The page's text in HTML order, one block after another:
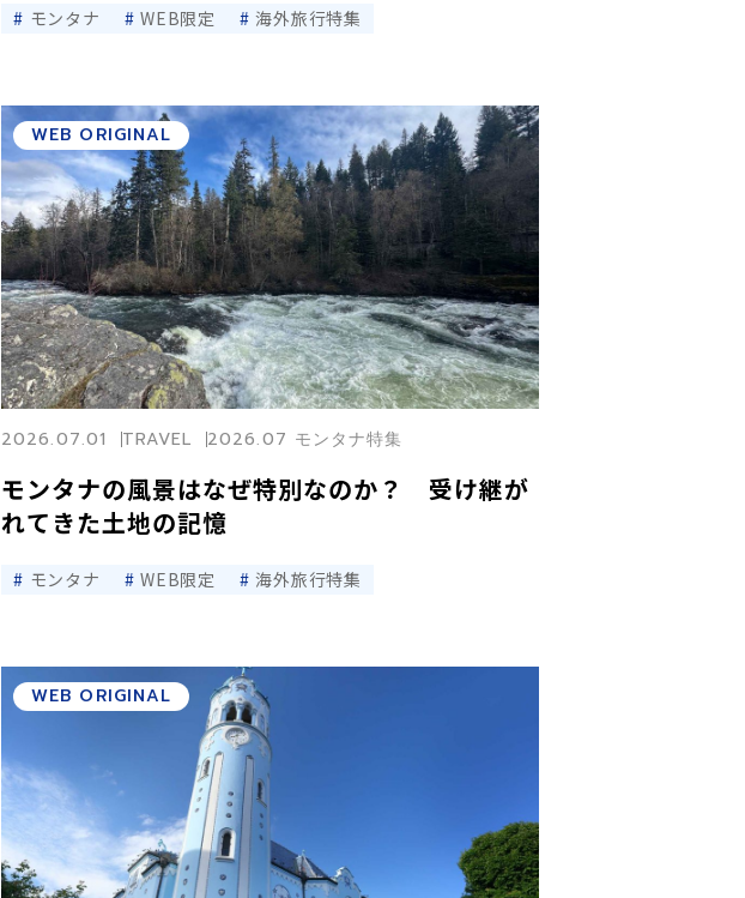
モンタナ WEB限定 海外旅行特集
モンタナの風景はなぜ特別なのか？ 受け継が
れてきた土地の記憶
2026.07.01 TRAVEL 2026.07 モンタナ特集
WEB ORIGINAL
モンタナ WEB限定 海外旅行特集
WEB ORIGINAL